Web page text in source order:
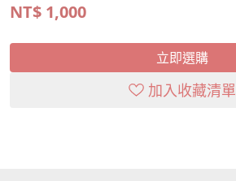
NT$ 1,000
立即選購
加入收藏清單